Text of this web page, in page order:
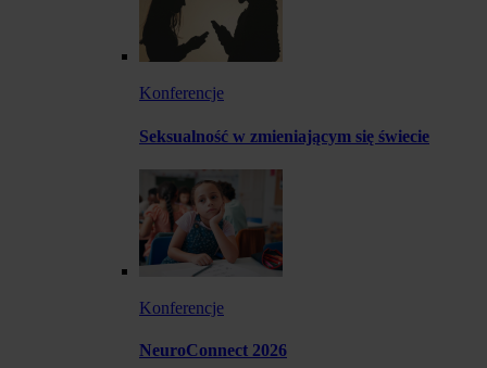
Konferencje
Seksualność w zmieniającym się świecie
Konferencje
NeuroConnect 2026